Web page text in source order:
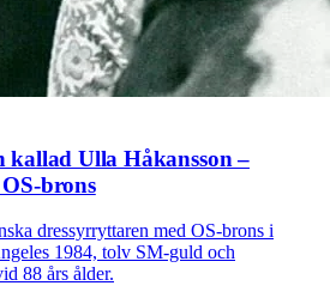
kallad Ulla Håkansson –
brons
dressyrryttaren med OS-brons i
1984, tolv SM-guld och
88 års ålder.